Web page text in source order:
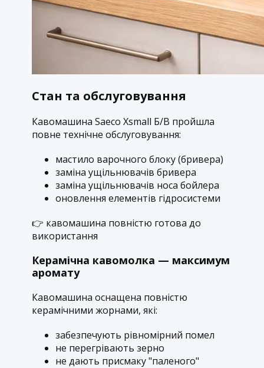
Стан та обслуговування
Кавомашина Saeco Xsmall Б/В пройшла
повне технічне обслуговування:
мастило варочного блоку (бривера)
заміна ущільнювачів бривера
заміна ущільнювачів носа бойлера
оновлення елементів гідросистеми
👉 кавомашина повністю готова до
використання
Керамічна кавомолка — максимум
аромату
Кавомашина оснащена повністю
керамічними жорнами, які:
забезпечують рівномірний помел
не перегрівають зерно
не дають присмаку "паленого"